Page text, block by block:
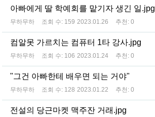
아빠에게 딸 학예회를 맡기자 생긴 일.jpg
무하무하 조회 수: 159 2023.01.26 추천: 0
컴알못 가르치는 컴퓨터 1타 강사.jpg
무하무하 조회 수: 106 2023.01.24 추천: 0
"그건 아빠한테 배우면 되는 거야"
무하무하 조회 수: 128 2023.01.22 추천: 0
전설의 당근마켓 맥주잔 거래.jpg